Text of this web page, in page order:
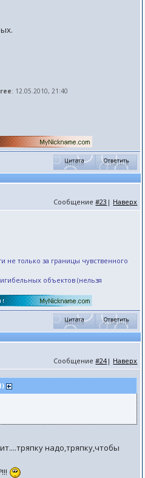
: 12.05.2010, 21:40
Сообщение#23 | Наверх
только за границы чувственного
объектов (нельзя
Сообщение#24| Наверх
надо,тряпку,чтобы